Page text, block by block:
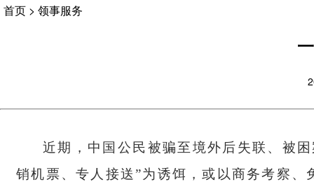
首页 > 领事服务
近期，中国公民被骗至境外后失联、被
销机票、专人接送”为诱饵，或以商务考察